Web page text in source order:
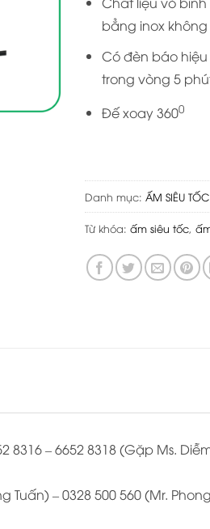
bẳng inox không
Có đèn báo hiệu
trong vòng 5
Đế xoay 3600
Danh mục: ẤM SIÊU TỐC
Từ khóa: ấm siêu tốc,
– 6652 8318 (Gặp Ms.
Tuấn) – 0328 500 560 (Mr.